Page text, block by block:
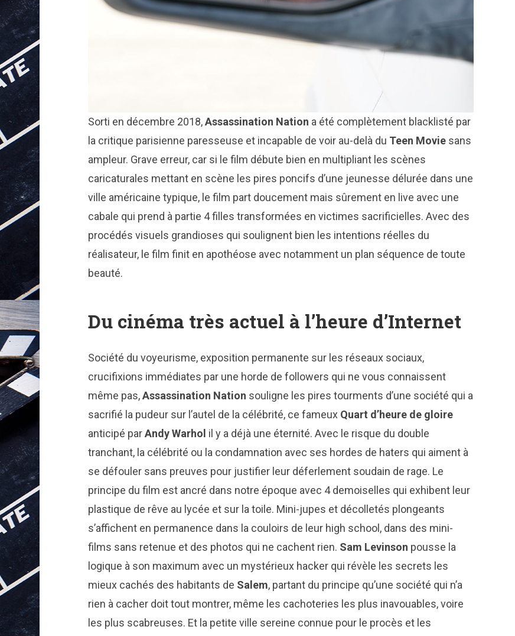
Sorti en décembre 2018,Assassination Nation a été complètement blacklisté par
la critique parisienne paresseuse et incapable de voir au-delà du Teen Moviesans
ampleur. Grave erreur, car si le film débute bien en multipliant les scènes
caricaturales mettant en scène les pires poncifs d’une jeunesse délurée dans une
ville américaine typique, le film part doucement mais sûrement en live avec une
cabale qui prend à partie 4 filles transformées en victimes sacrificielles. Avec des
procédés visuels grandioses qui soulignent bien les intentions réelles du
réalisateur, le film finit en apothéose avec notamment un plan séquence de toute
beauté.
Du cinéma très actuel à l’heure d’Internet
Société du voyeurisme, exposition permanente sur les réseaux sociaux,
crucifixions immédiates par une horde de followers qui ne vous connaissent
même pas,Assassination Nation souligne les pires tourments d’une société qui a
sacrifié la pudeur sur l’autel de la célébrité, ce fameux Quart d’heure de gloire
anticipé parAndy Warhol il y a déjà une éternité. Avec le risque du double
tranchant, la célébrité ou la condamnation avec ses hordes de haters qui aiment à
se défouler sans preuves pour justifier leur déferlement soudain de rage. Le
principe du film est ancré dans notre époque avec 4 demoiselles qui exhibent leur
plastique de rêve au lycée et sur la toile. Mini-jupes et décolletés plongeants
s’affichent en permanence dans la couloirs de leur high school, dans des mini-
films sans retenue et des photos qui ne cachent rien. Sam Levinson pousse la
logique à son maximum avec un mystérieux hacker qui révèle les secrets les
mieux cachés des habitants de Salem, partant du principe qu’une société qui n’a
rien à cacher doit tout montrer, même les cachoteries les plus inavouables, voire
les plus scabreuses. Et la petite ville sereine connue pour le procès et les